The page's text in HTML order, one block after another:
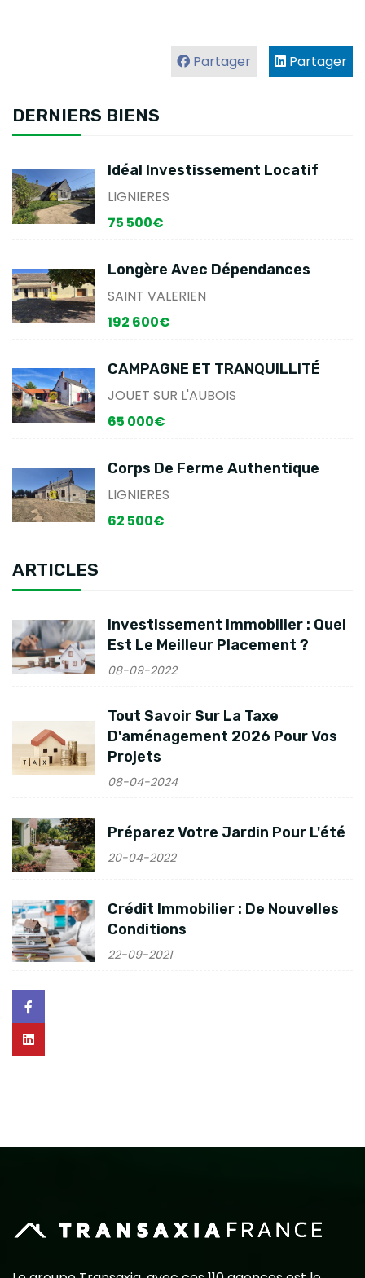
Partager
Partager
DERNIERS BIENS
Idéal Investissement Locatif
LIGNIERES
75 500€
Longère Avec Dépendances
SAINT VALERIEN
192 600€
CAMPAGNE ET TRANQUILLITÉ
JOUET SUR L'AUBOIS
65 000€
Corps De Ferme Authentique
LIGNIERES
62 500€
ARTICLES
Investissement Immobilier : Quel
Est Le Meilleur Placement ?
08-09-2022
Tout Savoir Sur La Taxe
D'aménagement 2026 Pour Vos
Projets
08-04-2024
Préparez Votre Jardin Pour L'été
20-04-2022
Crédit Immobilier : De Nouvelles
Conditions
22-09-2021